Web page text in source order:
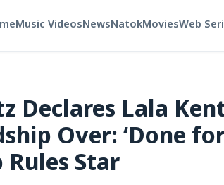
Music VideosNewsNatokMoviesWeb
Declares Lala
Over: ‘Done
Star